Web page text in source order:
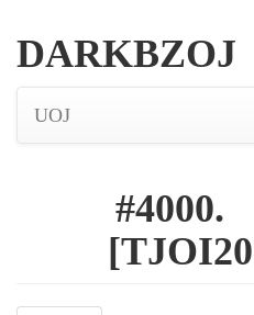
DARKBZOJ
UOJ
#4000.